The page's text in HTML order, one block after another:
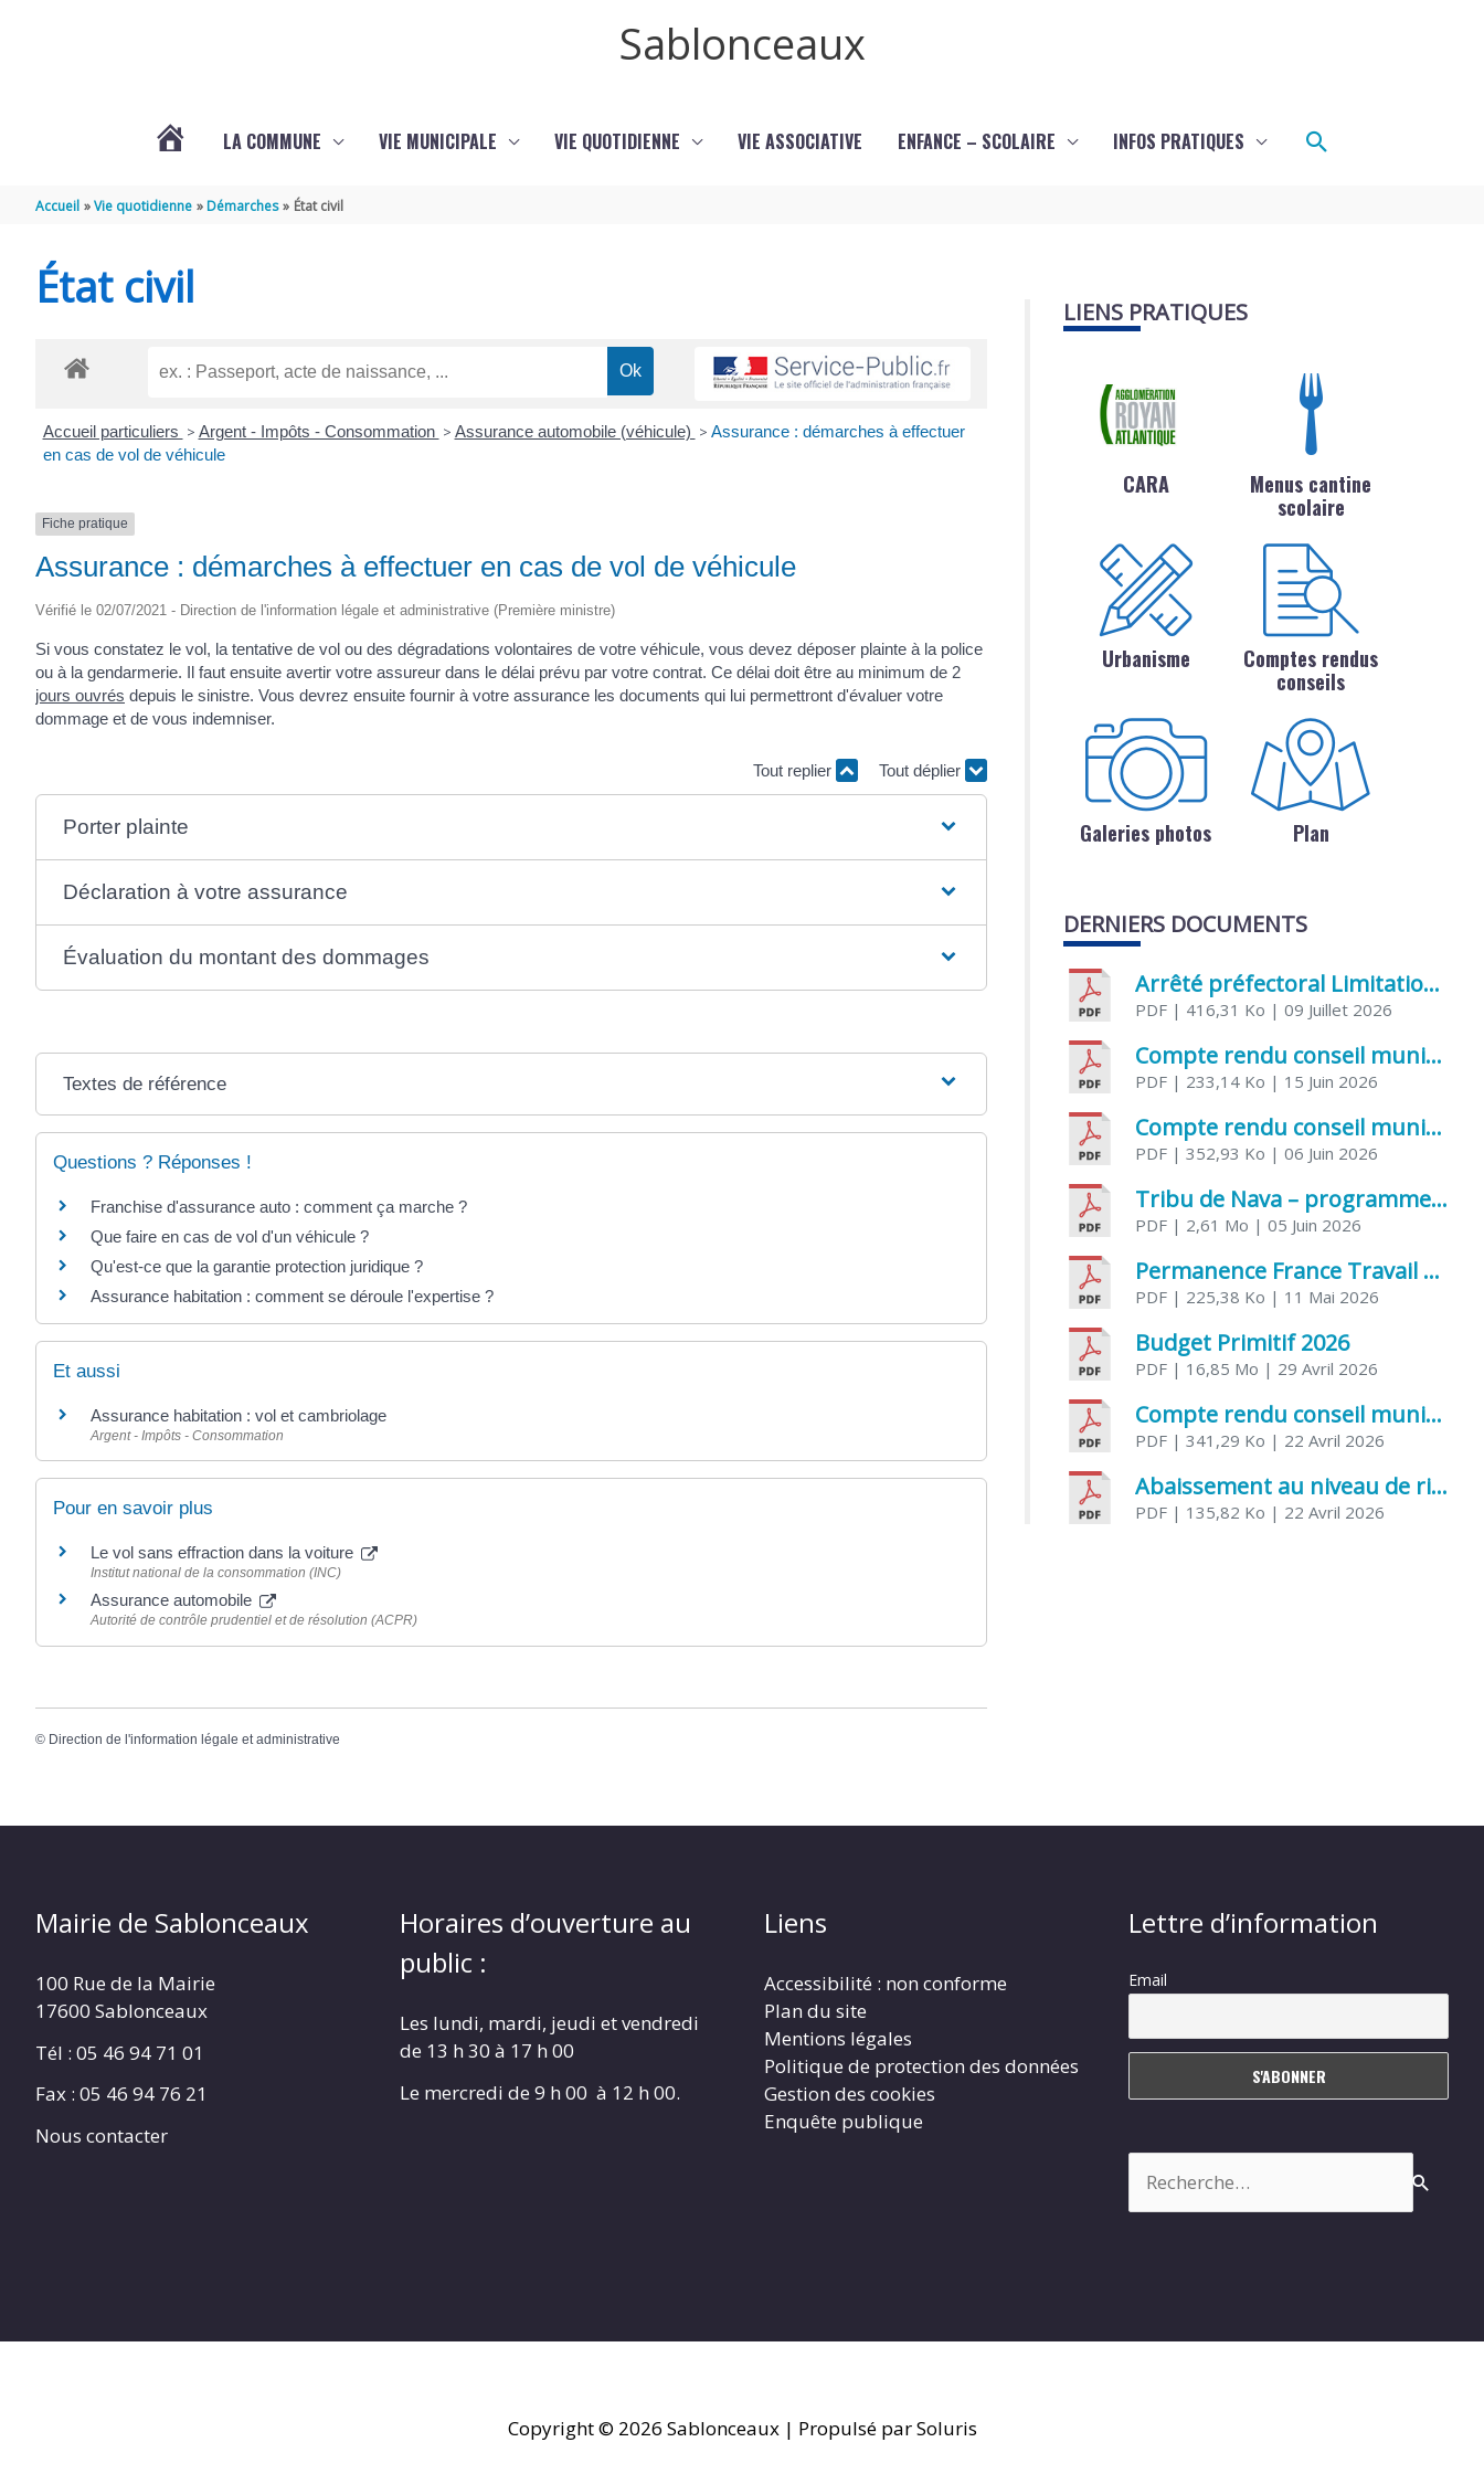
Sablonceaux
LA COMMUNE VIE MUNICIPALE VIE QUOTIDIENNE VIE ASSOCIATIVE ENFANCE – SCOLAIRE INFOS PRATIQUES Rechercher
Accueil Vie quotidienne Démarches État civil
État civil
Accueil particuliers > Argent - Impôts - Consommation > Assurance automobile (véhicule) > Assurance : démarches à effectuer
en cas de vol de véhicule
Fiche pratique
Assurance : démarches à effectuer en cas de vol de véhicule
Vérifié le 02/07/2021 - Direction de l'information légale et administrative (Première ministre)
Si vous constatez le vol, la tentative de vol ou des dégradations volontaires de votre véhicule, vous devez déposer plainte à la police
ou à la gendarmerie. Il faut ensuite avertir votre assureur dans le délai prévu par votre contrat. Ce délai doit être au minimum de 2
jours ouvrés depuis le sinistre. Vous devrez ensuite fournir à votre assurance les documents qui lui permettront d'évaluer votre
dommage et de vous indemniser.
Tout replier Tout déplier
Porter plainte
Déclaration à votre assurance
Évaluation du montant des dommages
Textes de référence
Questions ? Réponses !
Franchise d'assurance auto : comment ça marche ?
Que faire en cas de vol d'un véhicule ?
Qu'est-ce que la garantie protection juridique ?
Assurance habitation : comment se déroule l'expertise ?
Et aussi
Assurance habitation : vol et cambriolage
Argent - Impôts - Consommation
Pour en savoir plus
Le vol sans effraction dans la voiture
Institut national de la consommation (INC)
Assurance automobile
Autorité de contrôle prudentiel et de résolution (ACPR)
© Direction de l'information légale et administrative
LIENS PRATIQUES
CARA
Menus cantine
scolaire
Urbanisme
Comptes rendus
conseils
Galeries photos Plan
DERNIERS DOCUMENTS
Arrêté préfectoral Limitation provisoire des usages de l’eau
PDF | 416,31 Ko | 09 Juillet 2026
Compte rendu conseil municipal 5 juin 2026 sénatoriale
PDF | 233,14 Ko | 15 Juin 2026
Compte rendu conseil municipal – 21 avril 2026
PDF | 352,93 Ko | 06 Juin 2026
Tribu de Nava – programme et inscriptions été 2026
PDF | 2,61 Mo | 05 Juin 2026
Permanence France Travail au CCAS de Saujon Juin 2026
PDF | 225,38 Ko | 11 Mai 2026
Budget Primitif 2026
PDF | 16,85 Mo | 29 Avril 2026
Compte rendu conseil municipal – 7 avril 2026
PDF | 341,29 Ko | 22 Avril 2026
Abaissement au niveau de risque modéré de l’Influenza aviaire
PDF | 135,82 Ko | 22 Avril 2026
Mairie de Sablonceaux
100 Rue de la Mairie
17600 Sablonceaux
Tél : 05 46 94 71 01
Fax : 05 46 94 76 21
Nous contacter
Horaires d’ouverture au
public :
Les lundi, mardi, jeudi et vendredi
de 13 h 30 à 17 h 00
Le mercredi de 9 h 00 à 12 h 00.
Liens
Accessibilité : non conforme
Plan du site
Mentions légales
Politique de protection des données
Gestion des cookies
Enquête publique
Lettre d’information
Email
Copyright © 2026 Sablonceaux| Propulsé par Soluris